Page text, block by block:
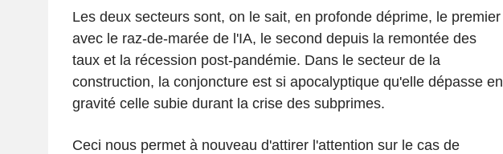
Les deux secteurs sont, on le sait, en profonde déprime, le premier
avec le raz-de-marée de l'IA, le second depuis la remontée des
taux et la récession post-pandémie. Dans le secteur de la
construction, la conjoncture est si apocalyptique qu'elle dépasse en
gravité celle subie durant la crise des subprimes.
Ceci nous permet à nouveau d'attirer l'attention sur le cas de